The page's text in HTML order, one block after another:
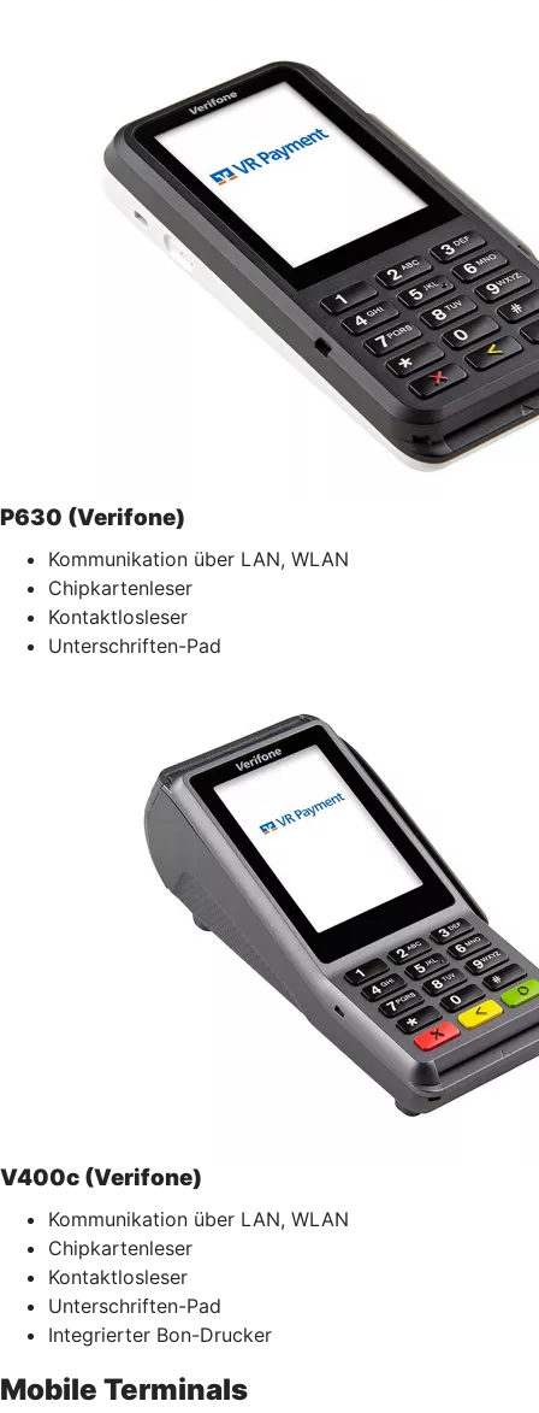
P630 (Verifone)
Kommunikation über LAN, WLAN
Chipkartenleser
Kontaktlosleser
Unterschriften-Pad
V400c (Verifone)
Kommunikation über LAN, WLAN
Chipkartenleser
Kontaktlosleser
Unterschriften-Pad
Integrierter Bon-Drucker
Mobile Terminals